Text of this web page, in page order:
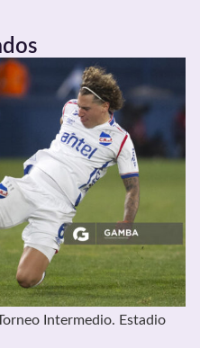
Intermedio. Estadio